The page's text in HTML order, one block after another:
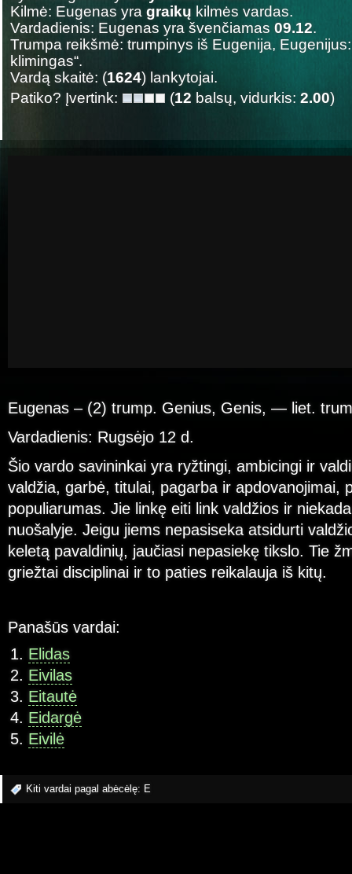
Kilmė: Eugenas yra graikų kilmės vardas.
Vardadienis: Eugenas yra švenčiamas 09.12.
Trumpa reikšmė: trumpinys iš Eugenija,
klimingas“.
Vardą skaitė: (1624) lankytojai.
Patiko? Įvertink:
(12 balsų, vidurkis: 2.00)
Eugenas – (2) trump. Genius, Genis, — liet.
Vardadienis: Rugsėjo 12 d.
Šio vardo savininkai yra ryžtingi, ambicingi ir
valdžia, garbė, titulai, pagarba ir apdovanojimai,
populiarumas. Jie linkę eiti link valdžios ir
nuošalyje. Jeigu jiems nepasiseka atsidurti
keletą pavaldinių, jaučiasi nepasiekę tikslo. Tie
griežtai disciplinai ir to paties reikalauja iš kitų.
Panašūs vardai:
Elidas
Eivilas
Eitautė
Eidargė
Eivilė
Kiti vardai pagal abėcėlę: E